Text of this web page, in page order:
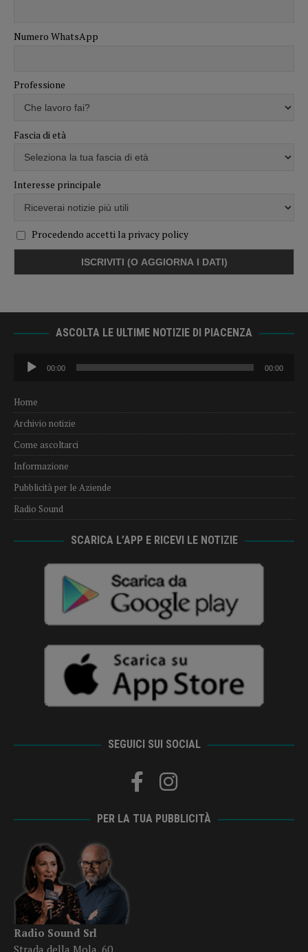
Numero WhatsApp
Professione
Fascia di età
Interesse principale
Procedendo accetti la privacy policy
ASCOLTA LE ULTIME NOTIZIE DI PIACENZA
Audio
Player
00:00 00:00
Home
Archivio notizie
Come ascoltarci
Informazione
Pubblicità per le Aziende
Radio Sound
SCARICA L’APP E RICEVI LE NOTIZIE
SEGUICI SUI SOCIAL
PER LA TUA PUBBLICITÀ
Radio Sound Srl
Strada della Mola, 60